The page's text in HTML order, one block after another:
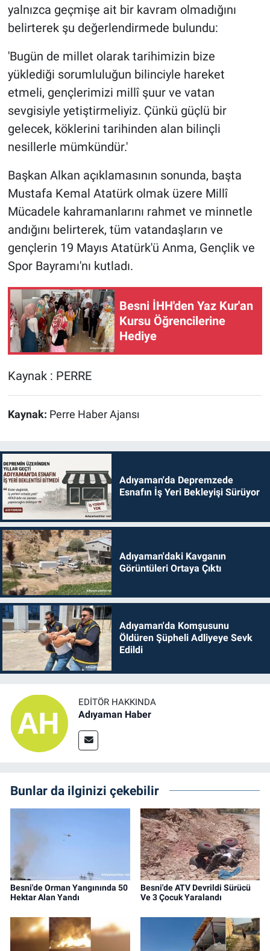
yalnızca geçmişe ait bir kavram olmadığını
belirterek şu değerlendirmede bulundu:
'Bugün de millet olarak tarihimizin bize
yüklediği sorumluluğun bilinciyle hareket
etmeli, gençlerimizi millî şuur ve vatan
sevgisiyle yetiştirmeliyiz. Çünkü güçlü bir
gelecek, köklerini tarihinden alan bilinçli
nesillerle mümkündür.'
Başkan Alkan açıklamasının sonunda, başta
Mustafa Kemal Atatürk olmak üzere Millî
Mücadele kahramanlarını rahmet ve minnetle
andığını belirterek, tüm vatandaşların ve
gençlerin 19 Mayıs Atatürk'ü Anma, Gençlik ve
Spor Bayramı'nı kutladı.
Besni İHH'den Yaz Kur'an
Kursu Öğrencilerine
Hediye
Kaynak : PERRE
Kaynak: Perre Haber Ajansı
Adıyaman'da Depremzede
Esnafın İş Yeri Bekleyişi Sürüyor
Adıyaman'daki Kavganın
Görüntüleri Ortaya Çıktı
Adıyaman'da Komşusunu
Öldüren Şüpheli Adliyeye Sevk
Edildi
EDITÖR HAKKINDA
Adıyaman Haber
Bunlar da ilginizi çekebilir
Besni'de Orman Yangınında 50
Hektar Alan Yandı
Besni'de ATV Devrildi Sürücü
Ve 3 Çocuk Yaralandı